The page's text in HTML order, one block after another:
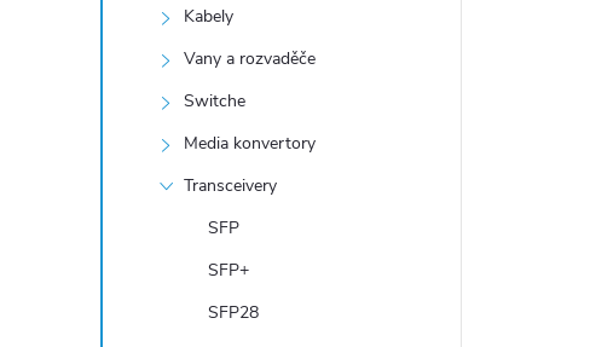
Kabely
Vany a rozvaděče
Switche
Media konvertory
Transceivery
SFP
SFP+
SFP28